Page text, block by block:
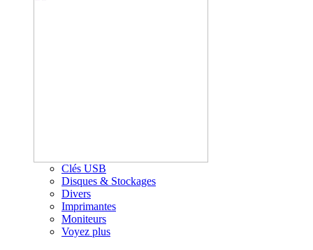
Clés USB
Disques & Stockages
Divers
Imprimantes
Moniteurs
Voyez plus